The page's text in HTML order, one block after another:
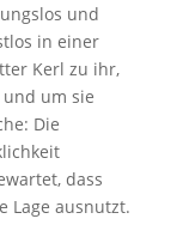
und
in einer
Kerl zu ihr,
um sie
Die
dass
Lage ausnutzt.